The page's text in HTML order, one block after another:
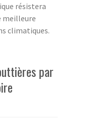
résistera
meilleure
climatiques.
par